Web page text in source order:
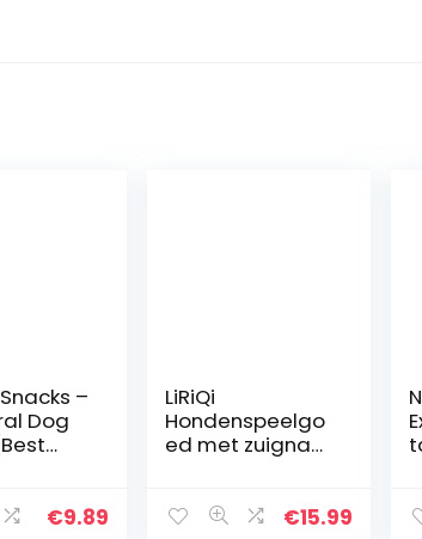
–
Dog
–
€9.89
LiRiQi
Hondenspeelgo
ed met zuignap,
multifunctioneel
€15.99